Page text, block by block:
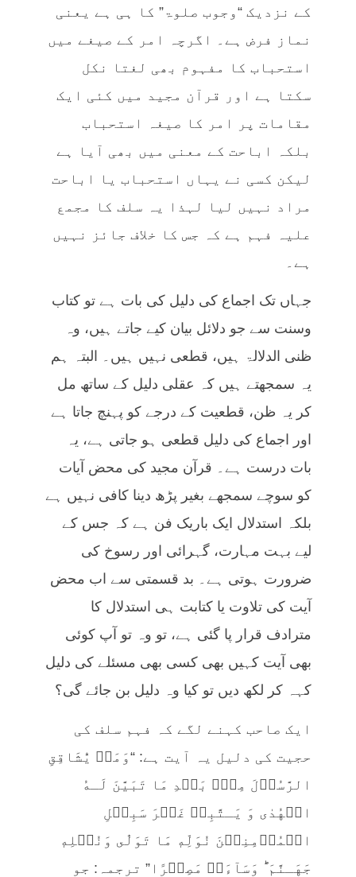
کے نزدیک “وجوب صلوۃ” کا ہی ہے یعنی
نماز فرض ہے۔ اگرچہ امر کے صیغے میں
استحباب کا مفہوم بھی لغتا نکل
سکتا ہے اور قرآن مجید میں کئی ایک
مقامات پر امر کا صیغہ استحباب
بلکہ اباحت کے معنی میں بھی آیا ہے
لیکن کسی نے یہاں استحباب یا اباحت
مراد نہیں لیا لہذا یہ سلف کا مجمع
علیہ فہم ہے کہ جس کا خلاف جائز نہیں
ہے۔
جہاں تک اجماع کی دلیل کی بات ہے تو کتاب
وسنت سے جو دلائل بیان کیے جاتے ہیں، وہ
ظنی الدلالۃ ہیں، قطعی نہیں ہیں۔ البتہ ہم
یہ سمجھتے ہیں کہ عقلی دلیل کے ساتھ مل
کر یہ ظن، قطعیت کے درجے کو پہنچ جاتا ہے
اور اجماع کی دلیل قطعی ہو جاتی ہے، یہ
بات درست ہے۔ قرآن مجید کی محض آیات
کو سوچے سمجھے بغیر پڑھ دینا کافی نہیں ہے
بلکہ استدلال ایک باریک فن ہے کہ جس کے
لیے بہت مہارت، گہرائی اور رسوخ کی
ضرورت ہوتی ہے۔ بد قسمتی سے اب محض
آیت کی تلاوت یا کتابت ہی استدلال کا
مترادف قرار پا گئی ہے، تو وہ تو آپ کوئی
بھی آیت کہیں بھی کسی بھی مسئلے کی دلیل
کہہ کر لکھ دیں تو کیا وہ دلیل بن جائے گی؟
ایک صاحب کہنے لگے کہ فہم سلف کی
حجیت کی دلیل یہ آیت ہے: “وَمَنۡ يُّشَاقِقِ
الرَّسُوۡلَ مِنۡۢ بَعۡدِ مَا تَبَيَّنَ لَـهُ
الۡهُدٰى وَ يَـتَّبِعۡ غَيۡرَ سَبِيۡلِ
الۡمُؤۡمِنِيۡنَ نُوَلِّهٖ مَا تَوَلّٰى وَنُصۡلِهٖ
جَهَـنَّمَ‌ ؕ وَسَآءَتۡ مَصِيۡرًا” ترجمہ: جو